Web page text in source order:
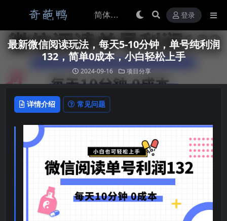
登录
最新微信阅读玩法，每天5-10分钟，单号纯利润
132，简单0成本，小白轻松上手
2024-09-16 项目分享
详情介绍 常见问题